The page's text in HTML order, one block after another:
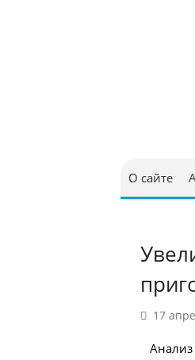
О сайте
17